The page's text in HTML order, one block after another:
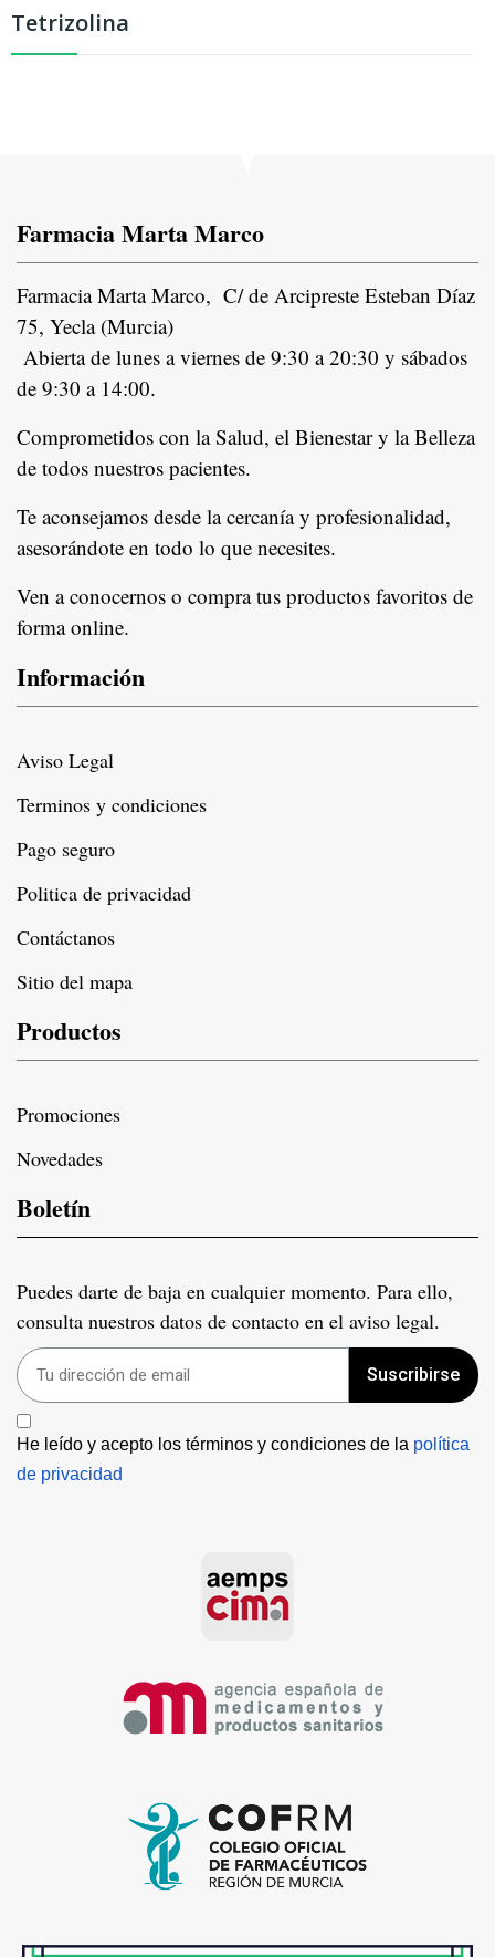
Tetrizolina
Farmacia Marta Marco
Farmacia Marta Marco, C/ de Arcipreste Esteban Díaz
75, Yecla (Murcia)
Abierta de lunes a viernes de 9:30 a 20:30 y sábados
de 9:30 a 14:00.
Comprometidos con la Salud, el Bienestar y la Belleza
de todos nuestros pacientes.
Te aconsejamos desde la cercanía y profesionalidad,
asesorándote en todo lo que necesites.
Ven a conocernos o compra tus productos favoritos de
forma online.
Información
Aviso Legal
Terminos y condiciones
Pago seguro
Politica de privacidad
Contáctanos
Sitio del mapa
Productos
Promociones
Novedades
Boletín
Puedes darte de baja en cualquier momento. Para ello,
consulta nuestros datos de contacto en el aviso legal.
Suscribirse
He leído y acepto los términos y condiciones de la política
de privacidad